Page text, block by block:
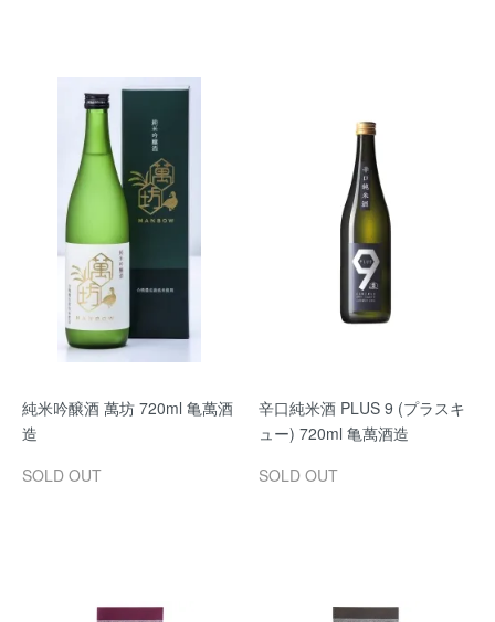
純米吟醸酒 萬坊 720ml 亀萬酒
造
SOLD OUT
辛口純米酒 PLUS 9 (プラスキ
ュー) 720ml 亀萬酒造
SOLD OUT